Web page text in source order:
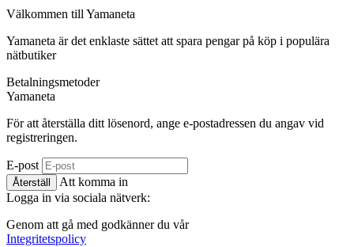
Välkommen till Yamaneta
Yamaneta är det enklaste sättet att spara pengar på köp i populära
nätbutiker
Betalningsmetoder
Yamaneta
För att återställa ditt lösenord, ange e-postadressen du angav vid
registreringen.
E-post
Återställ
Att komma in
Logga in via sociala nätverk:
Genom att gå med godkänner du vår
Integritetspolicy